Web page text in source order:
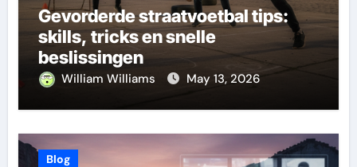
Gevorderde straatvoetbal tips:
skills, tricks en snelle
beslissingen
William Williams May 13, 2026
Blog